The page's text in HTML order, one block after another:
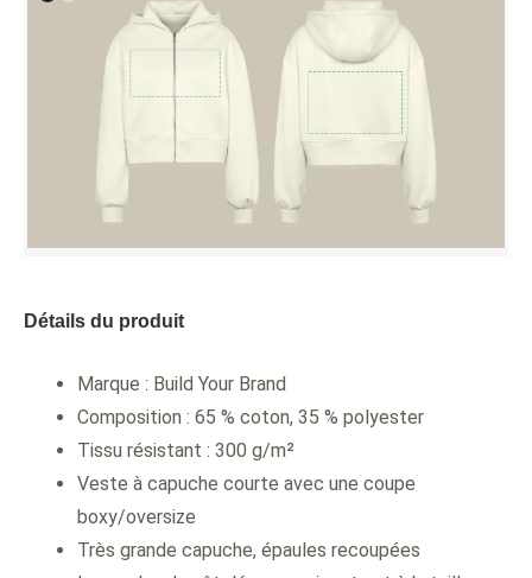
Détails du produit
Marque : Build Your Brand
Composition : 65 % coton, 35 % polyester
Tissu résistant : 300 g/m²
Veste à capuche courte avec une coupe
boxy/oversize
Très grande capuche, épaules recoupées